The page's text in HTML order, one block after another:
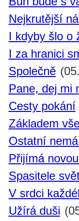
Nejkrutější
I kdyby šlo o
I za hranici
Společně
Pane, dej mi
Cesty pokání
Základem
Ostatní
Přijímá
Spasitele
V srdci
Užírá duši